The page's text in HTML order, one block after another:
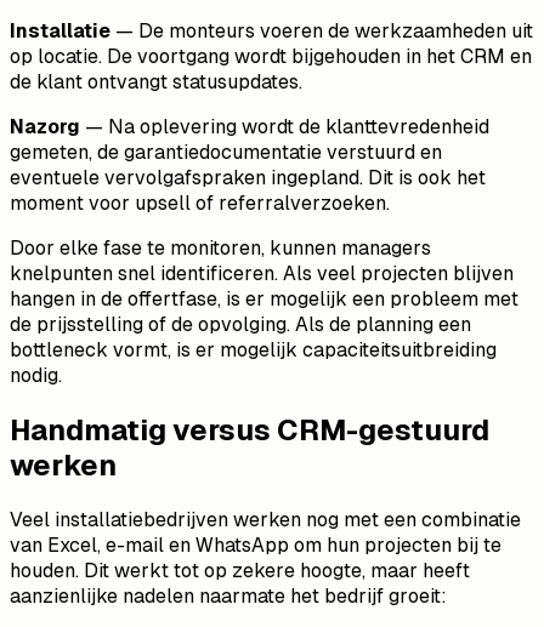
Installatie — De monteurs voeren de werkzaamheden uit
op locatie. De voortgang wordt bijgehouden in het CRM en
de klant ontvangt statusupdates.
Nazorg — Na oplevering wordt de klanttevredenheid
gemeten, de garantiedocumentatie verstuurd en
eventuele vervolgafspraken ingepland. Dit is ook het
moment voor upsell of referralverzoeken.
Door elke fase te monitoren, kunnen managers
knelpunten snel identificeren. Als veel projecten blijven
hangen in de offertfase, is er mogelijk een probleem met
de prijsstelling of de opvolging. Als de planning een
bottleneck vormt, is er mogelijk capaciteitsuitbreiding
nodig.
Handmatig versus CRM-gestuurd
werken
Veel installatiebedrijven werken nog met een combinatie
van Excel, e-mail en WhatsApp om hun projecten bij te
houden. Dit werkt tot op zekere hoogte, maar heeft
aanzienlijke nadelen naarmate het bedrijf groeit: